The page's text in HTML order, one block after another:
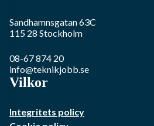
Sandhamnsgatan 63C
115 28 Stockholm
08-67 874 20
info@teknikjobb.se
Vilkor
Integritets policy